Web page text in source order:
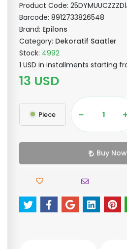
Product Code:
Barcode: 8912733826548
Brand: Epilons
Category: Dekoratif Saatler
Stock: 4992
1 USD in installments starting
13 USD
Piece
Buy Now